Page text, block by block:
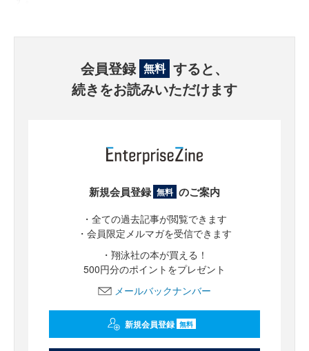
会員登録 無料 すると、
続きをお読みいただけます
新規会員登録 無料 のご案内
・全ての過去記事が閲覧できます
・会員限定メルマガを受信できます
・翔泳社の本が買える！
500円分のポイントをプレゼント
メールバックナンバー
新規会員登録 無料